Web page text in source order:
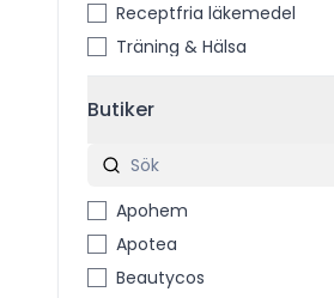
Receptfria läkemedel
Träning & Hälsa
Butiker
Apohem
Apotea
Beautycos